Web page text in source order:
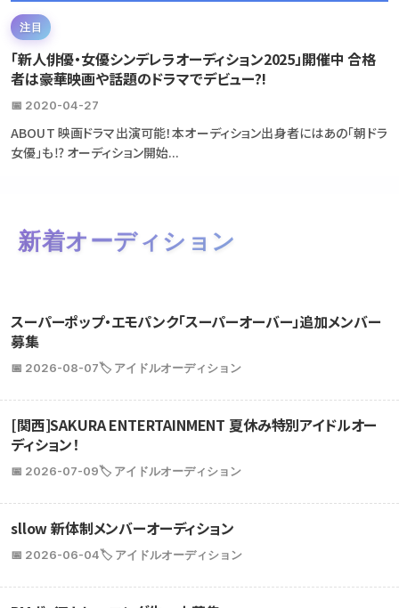
注目
「新人俳優・女優シンデレラオーディション2025」開催中 合格
者は豪華映画や話題のドラマでデビュー?!
📅 2020-04-27
ABOUT 映画ドラマ出演可能！本オーディション出身者にはあの「朝ドラ
女優」も⁉ オーディション開始...
新着オーディション
スーパーポップ・エモパンク「スーパーオーバー」追加メンバー
募集
📅 2026-08-07🏷️ アイドルオーディション
[関西]SAKURA ENTERTAINMENT 夏休み特別アイドルオー
ディション！
📅 2026-07-09🏷️ アイドルオーディション
sllow 新体制メンバーオーディション
📅 2026-06-04🏷️ アイドルオーディション